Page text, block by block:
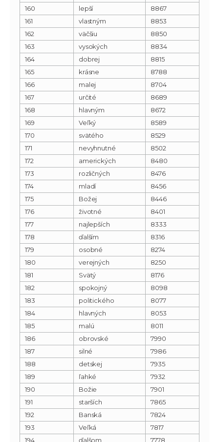
160
lepší
8867
161
vlastným
8853
162
väčšiu
8850
163
vysokých
8834
164
dobrej
8815
165
krásne
8788
166
malej
8704
167
určité
8689
168
hlavným
8672
169
Veľký
8589
170
svätého
8529
171
nevyhnutné
8502
172
amerických
8480
173
rozličných
8476
174
mladí
8456
175
Božej
8446
176
životné
8401
177
najlepších
8333
178
ďalším
8316
179
osobné
8274
180
verejných
8250
181
Svätý
8176
182
spokojný
8098
183
politického
8077
184
hlavných
8053
185
malú
8011
186
obrovské
7990
187
silné
7986
188
detskej
7935
189
ľahké
7932
190
Božie
7901
191
starších
7865
192
Banská
7824
193
Veľká
7817
194
ďalšom 7778